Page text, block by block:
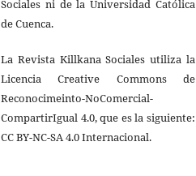
Sociales ni de la Universidad Católica
de Cuenca.
La Revista Killkana Sociales utiliza la
Licencia Creative Commons de
Reconocimeinto-NoComercial-
CompartirIgual 4.0, que es la siguiente:
CC BY-NC-SA 4.0 Internacional.